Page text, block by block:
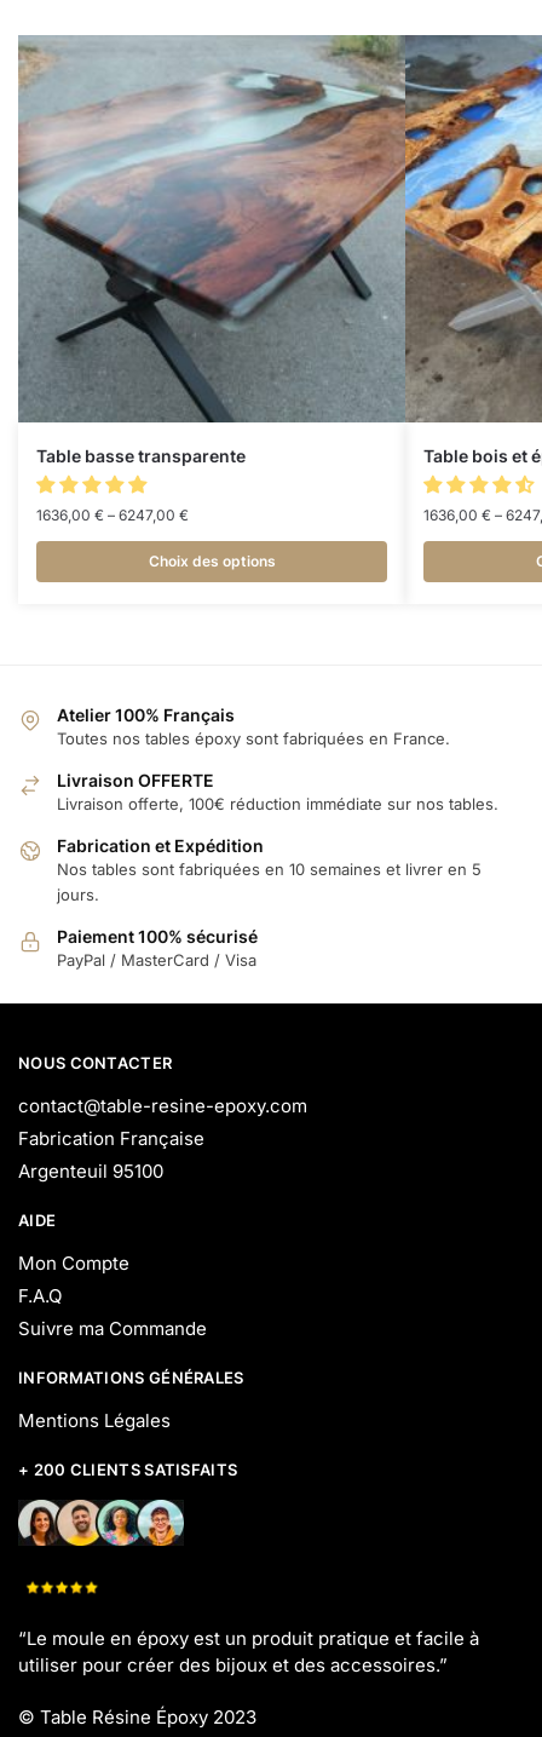
Table basse transparente
1636,00 € – 6247,00 €
Choix des options
Table bois et
1636,00 € –
Atelier 100% Français
Toutes nos tables époxy sont fabriquées en France.
Livraison OFFERTE
Livraison offerte, 100€ réduction immédiate sur nos tables.
Fabrication et Expédition
Nos tables sont fabriquées en 10 semaines et livrer en 5
jours.
Paiement 100% sécurisé
PayPal / MasterCard / Visa
NOUS CONTACTER
contact@table-resine-epoxy.com
Fabrication Française
Argenteuil 95100
AIDE
Mon Compte
F.A.Q
Suivre ma Commande
INFORMATIONS GÉNÉRALES
Mentions Légales
+ 200 CLIENTS SATISFAITS
“Le moule en époxy est un produit pratique et facile à
utiliser pour créer des bijoux et des accessoires.”
© Table Résine Époxy 2023